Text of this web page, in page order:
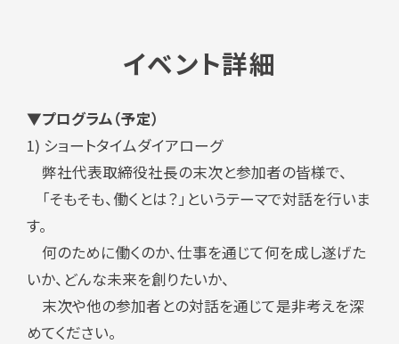
イベント詳細
▼プログラム（予定）
1) ショートタイムダイアローグ
弊社代表取締役社長の末次と参加者の皆様で、
「そもそも、働くとは？」というテーマで対話を行いま
す。
何のために働くのか、仕事を通じて何を成し遂げた
いか、どんな未来を創りたいか、
末次や他の参加者との対話を通じて是非考えを深
めてください。